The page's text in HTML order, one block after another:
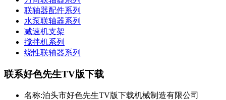
联轴器配件系列
水泵联轴器系列
减速机支架
搅拌机系列
绕性联轴器系列
联系好色先生TV版下载
名称:泊头市好色先生TV版下载机械制造有限公司